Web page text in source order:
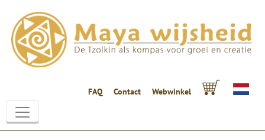
FAQ Contact Webwinkel